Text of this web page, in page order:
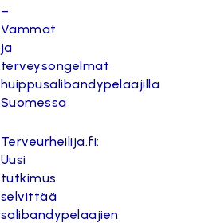
–
Vammat
ja
terveysongelmat
huippusalibandypelaajilla
Suomessa
Terveurheilija.fi:
Uusi
tutkimus
selvittää
salibandypelaajien